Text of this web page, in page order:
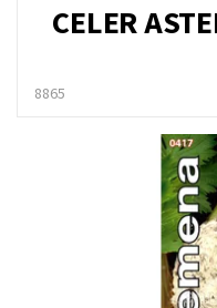
CELER
8865